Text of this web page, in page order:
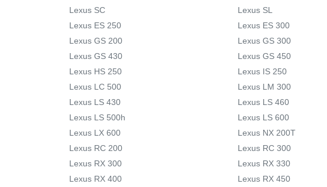
Lexus SC
Lexus SL
Lexus ES 250
Lexus ES 300
Lexus GS 200
Lexus GS 300
Lexus GS 430
Lexus GS 450
Lexus HS 250
Lexus IS 250
Lexus LC 500
Lexus LM 300
Lexus LS 430
Lexus LS 460
Lexus LS 500h
Lexus LS 600
Lexus LX 600
Lexus NX 200T
Lexus RC 200
Lexus RC 300
Lexus RX 300
Lexus RX 330
Lexus RX 400
Lexus RX 450